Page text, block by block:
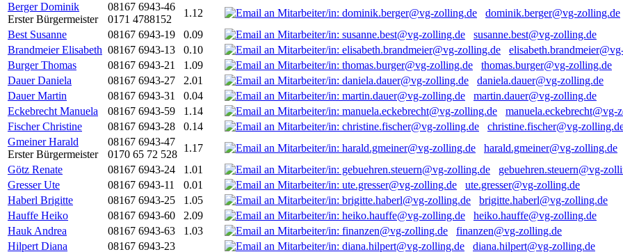
Berger Dominik
Erster Bürgermeister
08167 6943-46
0171 4788152
1.12
dominik.berger@vg-zolling.de
Best Susanne
08167 6943-19 0.09
susanne.best@vg-zolling.de
Brandmeier Elisabeth 08167 6943-13 0.10
Burger Thomas
08167 6943-21 1.09
thomas.burger@vg-zolling.de
Dauer Daniela
08167 6943-27 2.01
daniela.dauer@vg-zolling.de
Dauer Martin
08167 6943-31 0.04
martin.dauer@vg-zolling.de
Eckebrecht Manuela
08167 6943-59 1.14
manuela.eckebrecht@vg-
Fischer Christine
08167 6943-28 0.14
christine.fischer@vg-
Gmeiner Harald
Erster Bürgermeister
08167 6943-47
0170 65 72 528
1.17
harald.gmeiner@vg-zolling.de
Götz Renate
08167 6943-24 1.01
gebuehren.steuern@vg-
Gresser Ute
08167 6943-11 0.01
ute.gresser@vg-zolling.de
Haberl Brigitte
08167 6943-25 1.05
brigitte.haberl@vg-zolling.de
Hauffe Heiko
08167 6943-60 2.09
heiko.hauffe@vg-zolling.de
Hauk Andrea
08167 6943-63 1.03
finanzen@vg-zolling.de
Hilpert Diana
08167 6943-23
diana.hilpert@vg-zolling.de